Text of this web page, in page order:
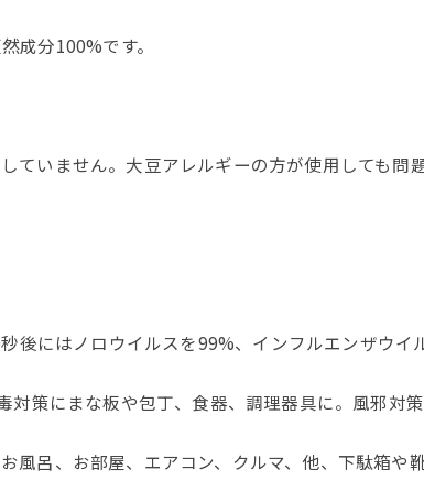
成分100%です。
ていません。大豆アレルギーの方が使用しても問
後にはノロウイルスを99%、インフルエンザウ
策にまな板や包丁、食器、調理器具に。風邪対
風呂、お部屋、エアコン、クルマ、他、下駄箱